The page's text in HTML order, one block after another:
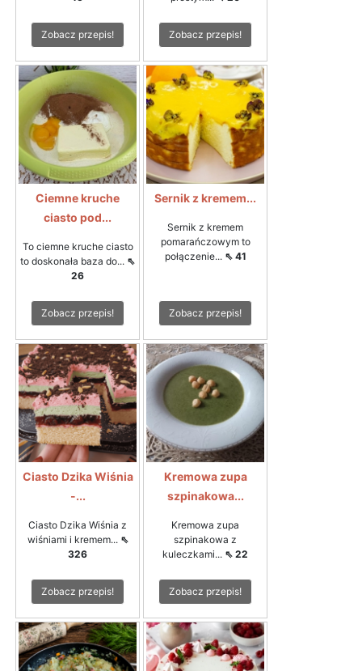
Zobacz przepis! Zobacz przepis!
Ciemne kruche
ciasto pod...
To ciemne kruche ciasto
to doskonała baza do... ⇖
26
Zobacz przepis!
Sernik z kremem...
Sernik z kremem
pomarańczowym to
połączenie... ⇖ 41
Zobacz przepis!
Ciasto Dzika Wiśnia
-...
Ciasto Dzika Wiśnia z
wiśniami i kremem... ⇖
326
Zobacz przepis!
Kremowa zupa
szpinakowa...
Kremowa zupa
szpinakowa z
kuleczkami... ⇖ 22
Zobacz przepis!